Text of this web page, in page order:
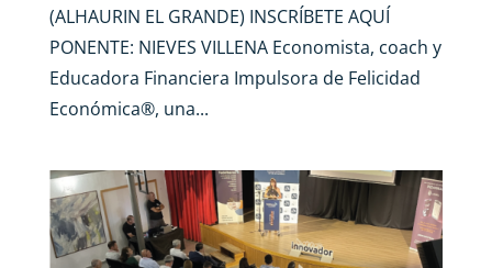
(ALHAURIN EL GRANDE) INSCRÍBETE AQUÍ
PONENTE: NIEVES VILLENA Economista, coach y
Educadora Financiera Impulsora de Felicidad
Económica®, una...